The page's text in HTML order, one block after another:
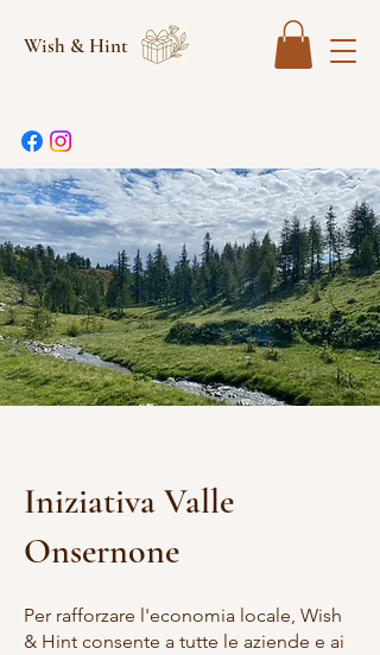
Wish & Hint
Iniziativa Valle
Onsernone
Per rafforzare l'economia locale, Wish
& Hint consente a tutte le aziende e ai